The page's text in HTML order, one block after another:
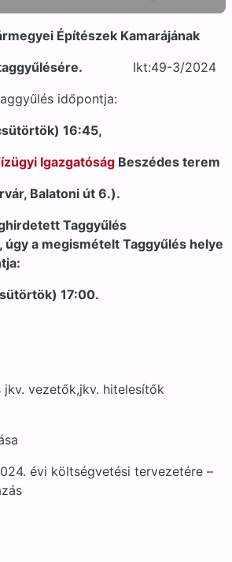
Építészek Kamarájának
Ikt:49-3/2024
időpontja:
16:45,
Igazgatóság Beszédes terem
Balatoni út 6.).
Taggyűlés
a megismételt Taggyűlés helye
17:00.
jkv. vezetők,jkv. hitelesítők
évi költségvetési tervezetére –